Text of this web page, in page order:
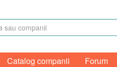
Catalog companii Forum